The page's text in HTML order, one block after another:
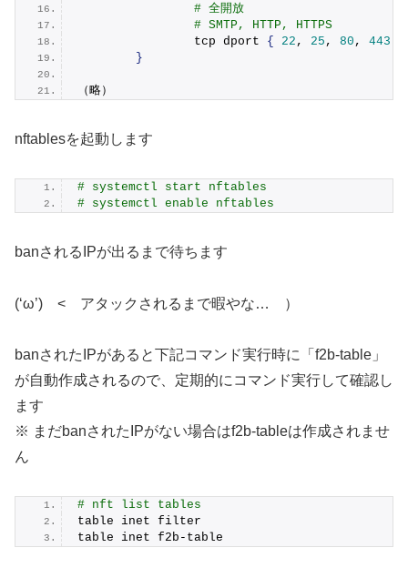
# 全開放
# SMTP, HTTP, HTTPS
                tcp dport
{ 22 , 25 , 80 , 443
}
（略）
nftablesを起動します
# systemctl start nftables
# systemctl enable nftables
banされるIPが出るまで待ちます
(‘ω’) < アタックされるまで暇やな… ）
banされたIPがあると下記コマンド実行時に「f2b-table」
が自動作成されるので、定期的にコマンド実行して確認し
ます
※ まだbanされたIPがない場合はf2b-tableは作成されませ
ん
# nft list tables
table inet filter
table inet f2b-table